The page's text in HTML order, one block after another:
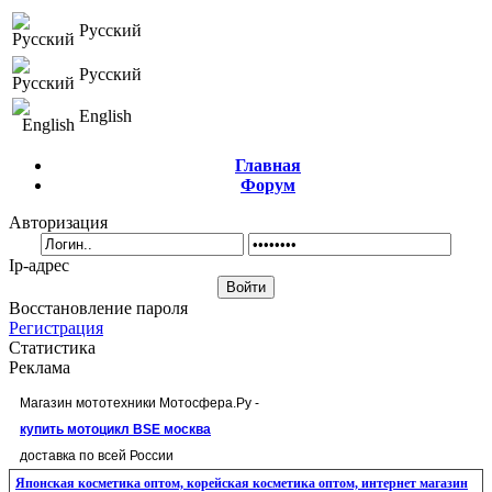
Русский
Русский
English
Главная
Форум
Авторизация
Ip-адрес
Восстановление пароля
Регистрация
Статистика
Реклама
Магазин мототехники Мотосфера.Ру -
купить мотоцикл BSE москва
доставка по всей России
Японская косметика оптом, корейская косметика оптом, интернет магазин